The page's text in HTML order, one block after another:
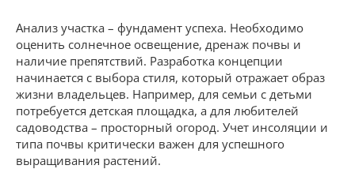
Анализ участка – фундамент успеха. Необходимо
оценить солнечное освещение, дренаж почвы и
наличие препятствий. Разработка концепции
начинается с выбора стиля, который отражает образ
жизни владельцев. Например, для семьи с детьми
потребуется детская площадка, а для любителей
садоводства – просторный огород. Учет инсоляции и
типа почвы критически важен для успешного
выращивания растений.